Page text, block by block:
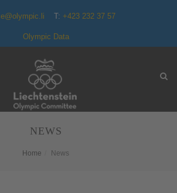
T: +423 232 37 57
Olympic Data
NEWS
Home News